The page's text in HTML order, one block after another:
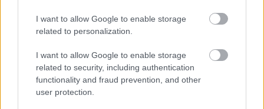
I want to allow Google to enable storage
related to personalization.
I want to allow Google to enable storage
related to security, including authentication
functionality and fraud prevention, and other
user protection.
ThetrueStella
15 éve
És az a pulcsi.....